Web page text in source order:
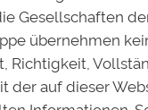
eine
Nächster:
Gesellschaften
übernehmen
Richtigkeit,
der auf dieser